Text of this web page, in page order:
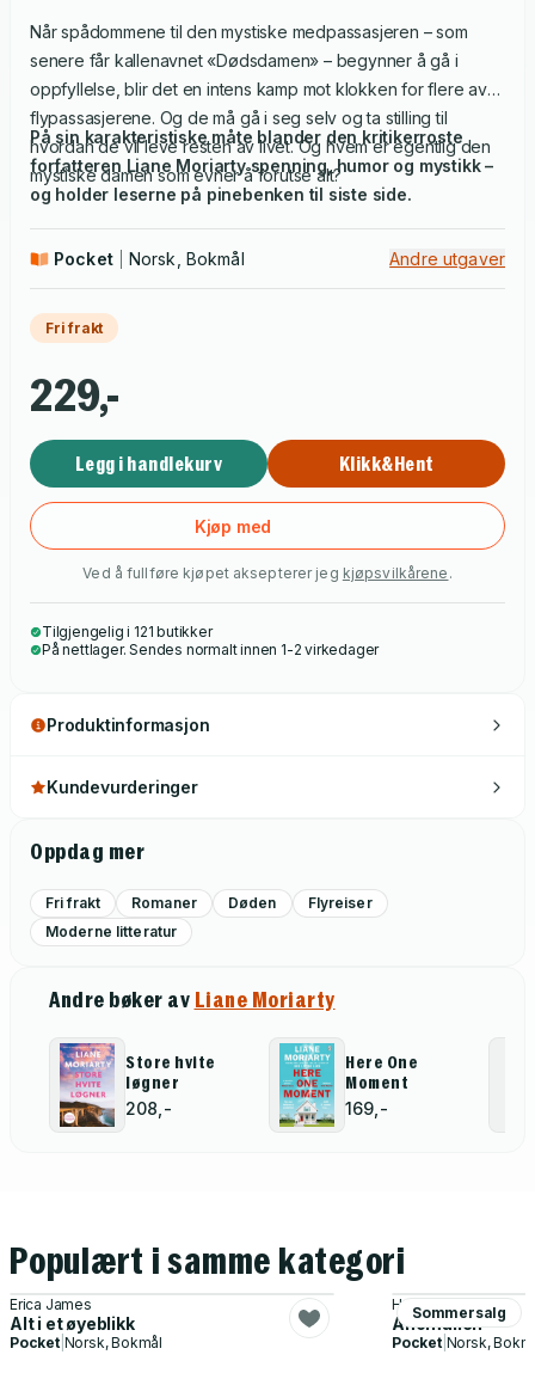
Når spådommene til den mystiske medpassasjeren – som
senere får kallenavnet «Dødsdamen» – begynner å gå i
oppfyllelse, blir det en intens kamp mot klokken for flere av
flypassasjerene. Og de må gå i seg selv og ta stilling til
hvordan de vil leve resten av livet. Og hvem er egentlig den
mystiske damen som evner å forutse alt?
På sin karakteristiske måte blander den kritikerroste
forfatteren Liane Moriarty spenning, humor og mystikk –
og holder leserne på pinebenken til siste side.
Pocket Norsk, Bokmål Andre utgaver
Fri frakt
229,-
Legg i handlekurv Klikk&Hent
Kjøp med
Ved å fullføre kjøpet aksepterer jeg kjøpsvilkårene .
Tilgjengelig i 121 butikker
På nettlager. Sendes normalt innen 1-2 virkedager
Produktinformasjon
Kundevurderinger
Oppdag mer
Fri frakt Romaner Døden
Flyreiser
Moderne litteratur
Andre bøker av Liane Moriarty
Store hvite
løgner
208,-
Here One
Moment
169,-
Populært i samme kategori
Erica James
Alt i et øyeblikk
Pocket| Norsk, Bokmål
Sommersalg
Hervé Le Tellier
Anomalien
Pocket| Norsk,